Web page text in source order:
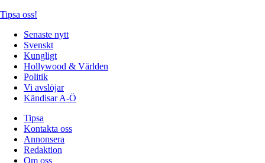
Tipsa oss!
Senaste nytt
Svenskt
Kungligt
Hollywood & Världen
Politik
Vi avslöjar
Kändisar A-Ö
Tipsa
Kontakta oss
Annonsera
Redaktion
Om oss